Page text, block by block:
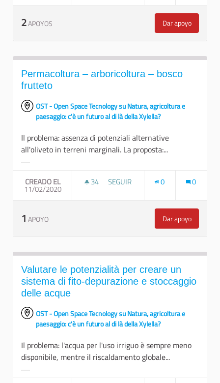
2APOYOS Dar apoyo
Reimpianto
Permacoltura – arboricoltura – bosco
frutteto
OST - Open Space Tecnology su Natura, agricoltura e
paesaggio: c'è un futuro al di là della Xylella?
Il problema: assenza di potenziali alternative
all'oliveto in terreni marginali. La proposta:...
CREADO EL
11/02/2020
34 34 SEGUIDORAS
SEGUIR 0 0
1 APOYO Dar apoyo
Permacoltura
Valutare le potenzialità per creare un
sistema di fito-depurazione e stoccaggio
delle acque
OST - Open Space Tecnology su Natura, agricoltura e
paesaggio: c'è un futuro al di là della Xylella?
Il problema: l'acqua per l'uso irriguo è sempre meno
disponibile, mentre il riscaldamento globale...